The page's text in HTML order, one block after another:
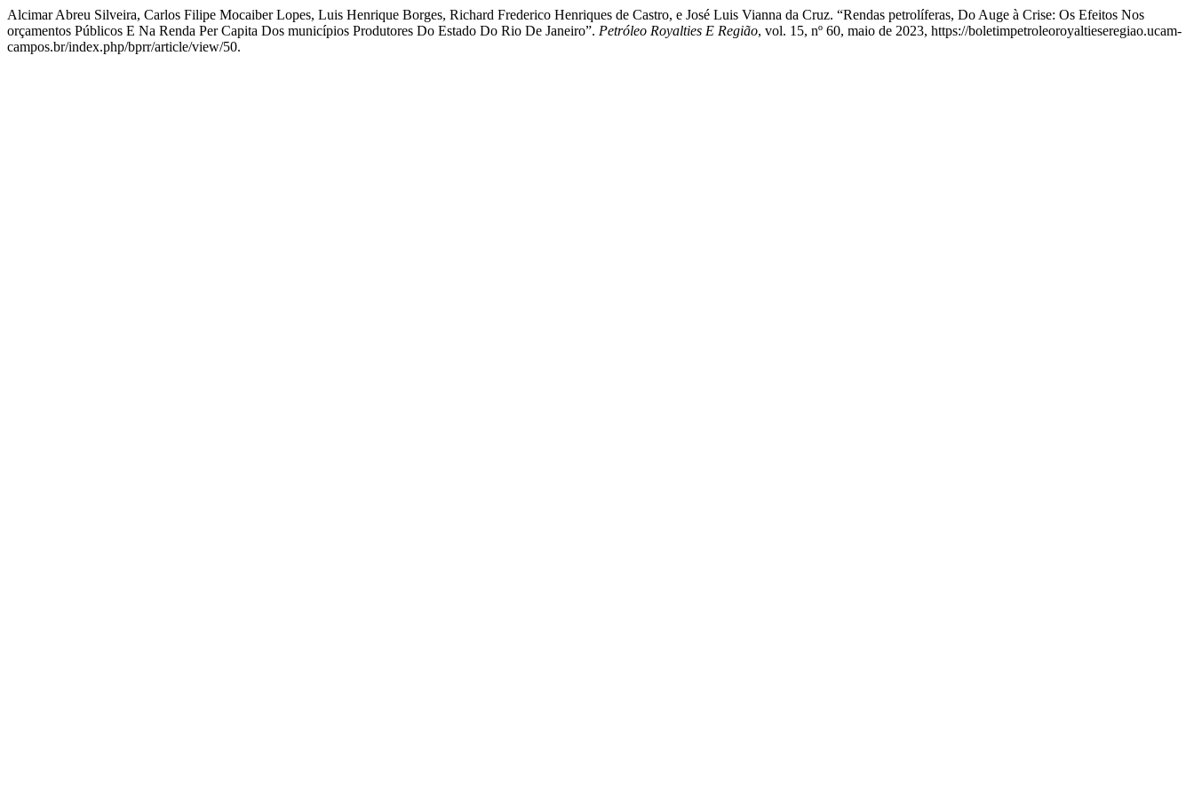
Alcimar Abreu Silveira, Carlos Filipe Mocaiber Lopes, Luis Henrique Borges, Richard Frederico Henriques de Castro, e José Luis Vianna da Cruz. “Rendas petrolíferas, Do Auge à Crise: Os Efeitos Nos
orçamentos Públicos E Na Renda Per Capita Dos municípios Produtores Do Estado Do Rio De Janeiro”. Petróleo Royalties E Região, vol. 15, nº 60, maio de 2023, https://boletimpetroleoroyaltieseregiao.ucam-
campos.br/index.php/bprr/article/view/50.